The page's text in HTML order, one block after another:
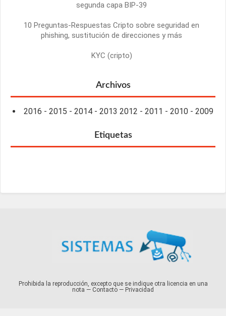
segunda capa BIP-39
10 Preguntas-Respuestas Cripto sobre seguridad en
phishing, sustitución de direcciones y más
KYC (cripto)
Archivos
2016 - 2015 - 2014 - 2013 2012 - 2011 - 2010 - 2009
Etiquetas
Prohibida la reproducción, excepto que se indique otra licencia en una
nota — Contacto — Privacidad